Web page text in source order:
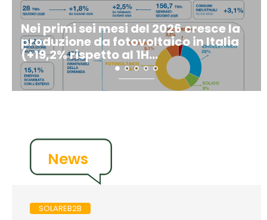
Nei primi sei mesi del 2026 cresce la
produzione da fotovoltaico in Italia
(+19,2% rispetto al 1H...
Fotovoltaico Italia,
connessa nel 1H
(+12%); cala solo il...
News
SOLAREB2B